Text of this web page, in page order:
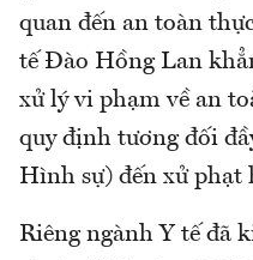
quan đến an toàn
tế Đào Hồng Lan
xử lý vi phạm về an
quy định tương đối
Hình sự) đến xử phạt
Riêng ngành Y tế đã